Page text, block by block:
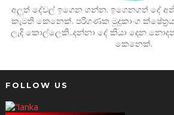
අලුත් දේවල් ඉගෙන ගන්න. ඉගෙනගත් දේ
කැමති කෙනෙක්. පරිගණක මුදුකාංග
ලැදි කොල්ලෙකි..දන්නා දේ කියා දෙන
කෙනෙක්.
FOLLOW US